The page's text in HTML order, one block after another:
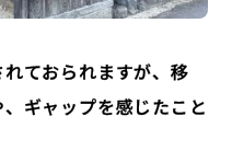
ておられますが、移
ギャップを感じたこと